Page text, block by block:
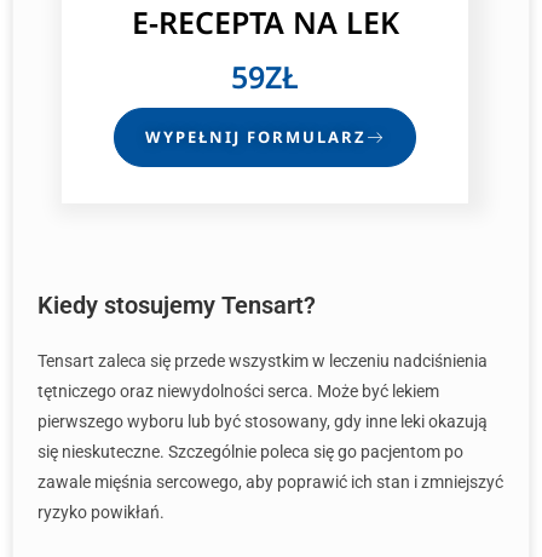
E-RECEPTANA LEK
59ZŁ
WYPEŁNIJ FORMULARZ
Kiedy stosujemy Tensart?
Tensart zaleca się przede wszystkim w leczeniu nadciśnienia
tętniczego oraz niewydolności serca. Może być lekiem
pierwszego wyboru lub być stosowany, gdy inne leki okazują
się nieskuteczne. Szczególnie poleca się go pacjentom po
zawale mięśnia sercowego, aby poprawić ich stan i zmniejszyć
ryzyko powikłań.